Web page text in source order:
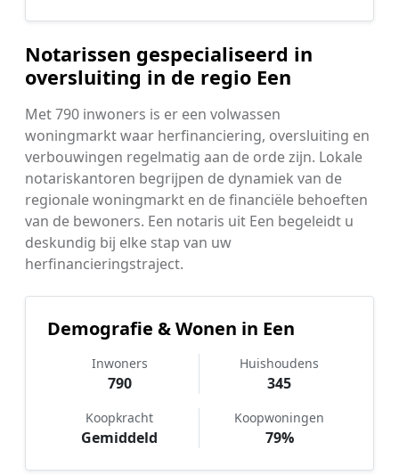
Notarissen gespecialiseerd in
oversluiting in de regio Een
Met 790 inwoners is er een volwassen
woningmarkt waar herfinanciering, oversluiting en
verbouwingen regelmatig aan de orde zijn. Lokale
notariskantoren begrijpen de dynamiek van de
regionale woningmarkt en de financiële behoeften
van de bewoners. Een notaris uit Een begeleidt u
deskundig bij elke stap van uw
herfinancieringstraject.
Demografie & Wonen in Een
Inwoners
790
Huishoudens
345
Koopkracht
Gemiddeld
Koopwoningen
79%